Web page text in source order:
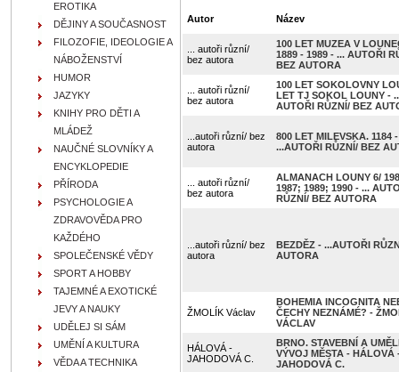
Autor Název
... autoři různí/
bez autora
100 LET MUZEA V
1889 - 1989 - ... AUTOŘI
BEZ AUTORA
... autoři různí/
bez autora
100 LET SOKOLOVNY
LET TJ SOKOL LOUNY -
AUTOŘI RŮZNÍ/ BEZ
...autoři různí/ bez
autora
800 LET MILEVSKA. 1184
...AUTOŘI RŮZNÍ/ BEZ
... autoři různí/
bez autora
ALMANACH LOUNY 6/
1987; 1989; 1990 - ...
RŮZNÍ/ BEZ AUTORA
...autoři různí/ bez
autora
BEZDĚZ - ...AUTOŘI
AUTORA
ŽMOLÍK Václav
BOHEMIA INCOGNITA
ČECHY NEZNÁMÉ? -
VÁCLAV
HÁLOVÁ -
JAHODOVÁ C.
BRNO. STAVEBNÍ A
VÝVOJ MĚSTA - HÁLOVÁ
JAHODOVÁ C.
EROTIKA
DĚJINY A SOUČASNOST
FILOZOFIE, IDEOLOGIE A
NÁBOŽENSTVÍ
HUMOR
JAZYKY
KNIHY PRO DĚTI A
MLÁDEŽ
NAUČNÉ SLOVNÍKY A
ENCYKLOPEDIE
PŘÍRODA
PSYCHOLOGIE A
ZDRAVOVĚDA PRO
KAŽDÉHO
SPOLEČENSKÉ VĚDY
SPORT A HOBBY
TAJEMNÉ A EXOTICKÉ
JEVY A NAUKY
UDĚLEJ SI SÁM
UMĚNÍ A KULTURA
VĚDA A TECHNIKA